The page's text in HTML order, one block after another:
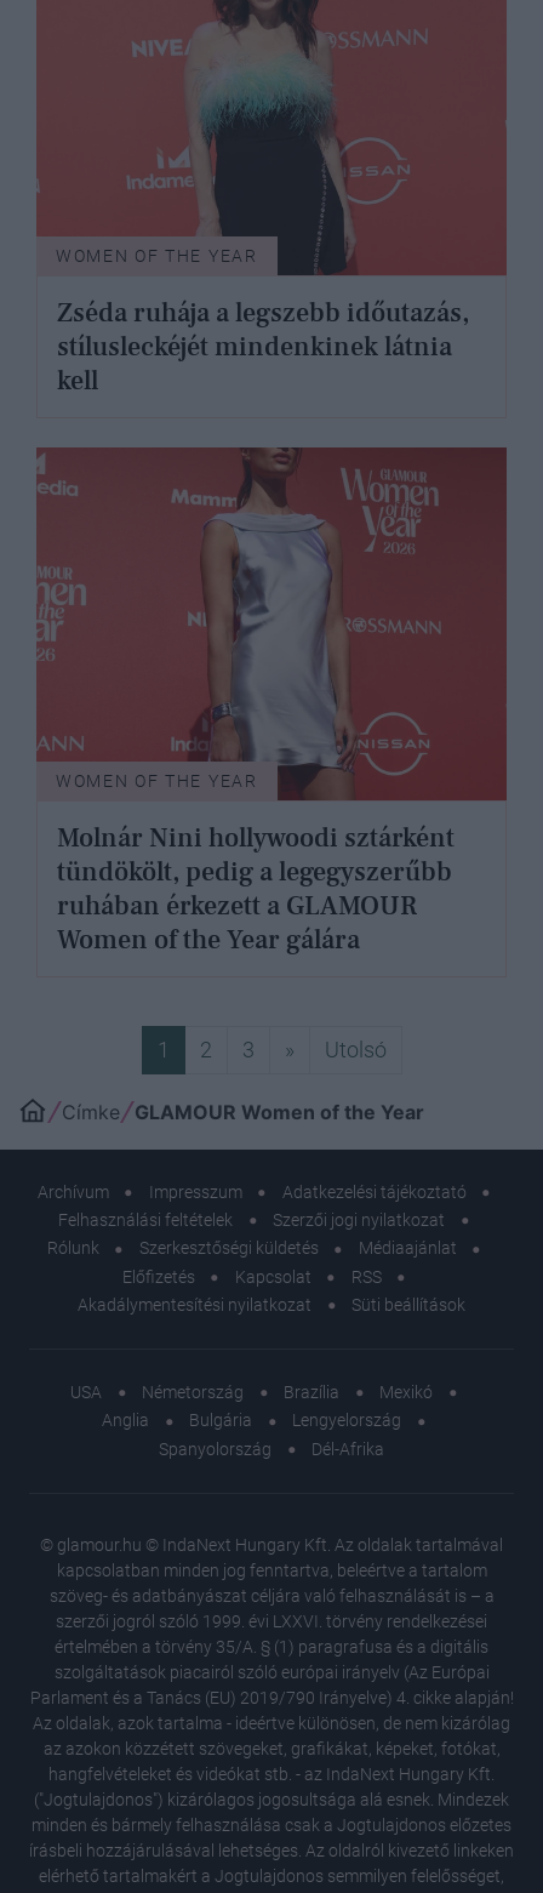
WOMEN OF THE YEAR
Zséda ruhája a legszebb időutazás,
stílusleckéjét mindenkinek látnia
kell
WOMEN OF THE YEAR
Molnár Nini hollywoodi sztárként
tündökölt, pedig a legegyszerűbb
ruhában érkezett a GLAMOUR
Women of the Year gálára
1 2 3 »Következő
UtolsóUtolsó
Címke GLAMOUR Women of the Year
Archívum Impresszum
Adatkezelési tájékoztató
Felhasználási feltételek
Szerzői jogi nyilatkozat
Rólunk
Szerkesztőségi küldetés
Médiaajánlat
Előfizetés
Kapcsolat
RSS
Akadálymentesítési nyilatkozat
Süti beállítások
USA Németország Brazília
Mexikó
Anglia
Bulgária
Lengyelország
Spanyolország
Dél-Afrika
© glamour.hu © IndaNext Hungary Kft. Az oldalak tartalmával
kapcsolatban minden jog fenntartva, beleértve a tartalom
szöveg- és adatbányászat céljára való felhasználását is – a
szerzői jogról szóló 1999. évi LXXVI. törvény rendelkezései
értelmében a törvény 35/A. § (1) paragrafusa és a digitális
szolgáltatások piacairól szóló európai irányelv (Az Európai
Parlament és a Tanács (EU) 2019/790 Irányelve) 4. cikke alapján!
Az oldalak, azok tartalma - ideértve különösen, de nem kizárólag
az azokon közzétett szövegeket, grafikákat, képeket, fotókat,
hangfelvételeket és videókat stb. - az IndaNext Hungary Kft.
("Jogtulajdonos") kizárólagos jogosultsága alá esnek. Mindezek
minden és bármely felhasználása csak a Jogtulajdonos előzetes
írásbeli hozzájárulásával lehetséges. Az oldalról kivezető linkeken
elérhető tartalmakért a Jogtulajdonos semmilyen felelősséget,